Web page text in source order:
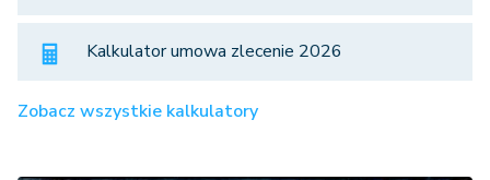
Kalkulator umowa zlecenie 2026
Zobacz wszystkie kalkulatory